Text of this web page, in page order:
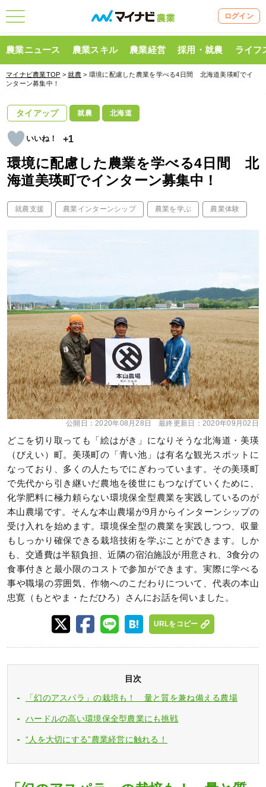
ログイン
農業ニュース 農業スキル 農業経営 採用・就農 ライフ
マイナビ農業TOP >就農 > 環境に配慮した農業を学べる4日間 北海道美瑛町でイ
ンターン募集中！
タイアップ 就農 北海道
+1
環境に配慮した農業を学べる4日間 北
海道美瑛町でインターン募集中！
就農支援 農業インターンシップ 農業を学ぶ 農業体験
公開日：2020年08月28日 最終更新日： 2020年09月02日
どこを切り取っても「絵はがき」になりそうな北海道・美瑛
（びえい）町。美瑛町の「青い池」は有名な観光スポットに
なっており、多くの人たちでにぎわっています。その美瑛町
で先代から引き継いだ農地を後世にもつなげていくために、
化学肥料に極力頼らない環境保全型農業を実践しているのが
本山農場です。そんな本山農場が9月からインターンシップの
受け入れを始めます。環境保全型の農業を実践しつつ、収量
もしっかり確保できる栽培技術を学ぶことができます。しか
も、交通費は半額負担、近隣の宿泊施設が用意され、3食分の
食事付きと最小限のコストで参加ができます。実際に学べる
事や職場の雰囲気、作物へのこだわりについて、代表の本山
忠寛（もとやま・ただひろ）さんにお話を伺いました。
URLをコピー
目次
「幻のアスパラ」の栽培も！ 量と質を兼ね備える農場
ハードルの高い環境保全型農業にも挑戦
“人を大切にする”農業経営に触れる！